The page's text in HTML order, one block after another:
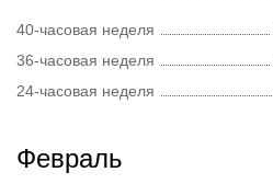
40-часовая неделя
36-часовая неделя
24-часовая неделя
Февраль